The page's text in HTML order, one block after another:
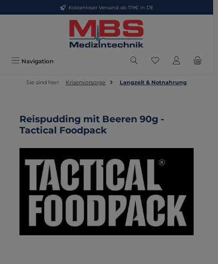
Zum Hauptinhalt springenKostenloser Versand ab 119€ in DE
Navigation Du hast 0
Sie sind hier: Krisenvorsorge Langzeit & Notnahrung
Reispudding mit Beeren 90g -
Tactical Foodpack